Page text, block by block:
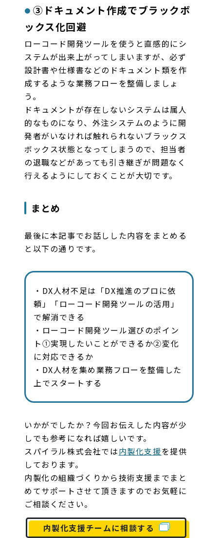
③ドキュメント作成でブラックボ
ックス化回避
ローコード開発ツールを使うと直感的にシ
ステムが出来上がってしまいますが、必ず
設計書や仕様書などのドキュメント類を作
成するような業務フローを整備しましょ
う。
ドキュメントが存在しないシステムは属人
的なものになり、外注システムのように開
発者がいなければ触れられないブラックス
ボックス状態となってしまうので、担当者
の退職などがあっても引き継ぎが問題なく
行えるようにしておくことが大切です。
まとめ
最後に本記事でお話しした内容をまとめる
と以下の通りです。
・DX人材不足は「DX推進のプロに依
頼」「ローコード開発ツールの活用」
で解消できる
・ローコード開発ツール選びのポイン
ト①実現したいことができるか②変化
に対応できるか
・DX人材を集め業務フローを整備した
上でスタートする
いかがでしたか？今回お伝えした内容が少
しでも参考になれば嬉しいです。
スパイラル株式会社では内製化支援を提供
しております。
内製化の組織づくりから技術支援までまと
めてサポートさせて頂きますのでお気軽に
ご相談ください。
内製化支援チームに相談する